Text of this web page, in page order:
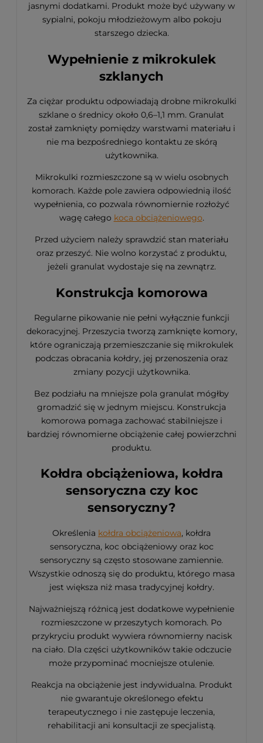
jasnymi dodatkami. Produkt może być używany w
sypialni, pokoju młodzieżowym albo pokoju
starszego dziecka.
Wypełnienie z mikrokulek
szklanych
Za ciężar produktu odpowiadają drobne mikrokulki
szklane o średnicy około 0,6–1,1 mm. Granulat
został zamknięty pomiędzy warstwami materiału i
nie ma bezpośredniego kontaktu ze skórą
użytkownika.
Mikrokulki rozmieszczone są w wielu osobnych
komorach. Każde pole zawiera odpowiednią ilość
wypełnienia, co pozwala równomiernie rozłożyć
wagę całego koca obciążeniowego.
Przed użyciem należy sprawdzić stan materiału
oraz przeszyć. Nie wolno korzystać z produktu,
jeżeli granulat wydostaje się na zewnątrz.
Konstrukcja komorowa
Regularne pikowanie nie pełni wyłącznie funkcji
dekoracyjnej. Przeszycia tworzą zamknięte komory,
które ograniczają przemieszczanie się mikrokulek
podczas obracania kołdry, jej przenoszenia oraz
zmiany pozycji użytkownika.
Bez podziału na mniejsze pola granulat mógłby
gromadzić się w jednym miejscu. Konstrukcja
komorowa pomaga zachować stabilniejsze i
bardziej równomierne obciążenie całej powierzchni
produktu.
Kołdra obciążeniowa, kołdra
sensoryczna czy koc
sensoryczny?
Określenia kołdra obciążeniowa, kołdra
sensoryczna, koc obciążeniowy oraz koc
sensoryczny są często stosowane zamiennie.
Wszystkie odnoszą się do produktu, którego masa
jest większa niż masa tradycyjnej kołdry.
Najważniejszą różnicą jest dodatkowe wypełnienie
rozmieszczone w przeszytych komorach. Po
przykryciu produkt wywiera równomierny nacisk
na ciało. Dla części użytkowników takie odczucie
może przypominać mocniejsze otulenie.
Reakcja na obciążenie jest indywidualna. Produkt
nie gwarantuje określonego efektu
terapeutycznego i nie zastępuje leczenia,
rehabilitacji ani konsultacji ze specjalistą.